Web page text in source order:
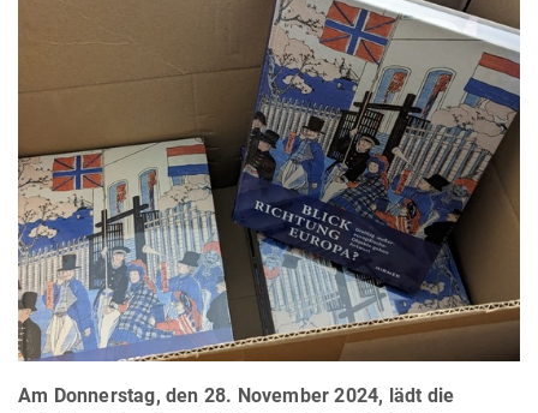
Am Donnerstag, den 28. November 2024, lädt die